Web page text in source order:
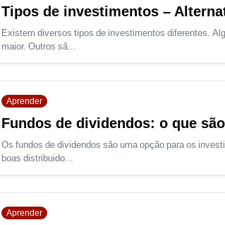
Tipos de investimentos –
Existem diversos tipos de investimentos diferentes.
maior. Outros sã...
Aprender
Fundos de dividendos: o que
Os fundos de dividendos são uma opção para os
boas distribuido...
Aprender